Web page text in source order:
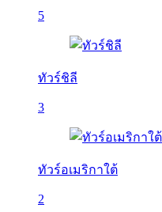
5
ทัวร์ชิลี
3
ทัวร์อเมริกาใต้
2